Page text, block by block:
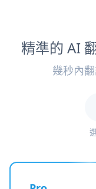
精準的 AI
幾秒內